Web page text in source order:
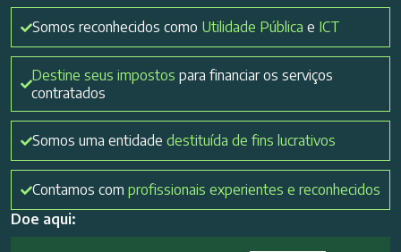
Somos reconhecidos como Utilidade Pública e ICT
Destine seus impostos para financiar os serviços
contratados
Somos uma entidade destituída de fins lucrativos
Contamos com profissionais experientes e reconhecidos
Doe aqui: